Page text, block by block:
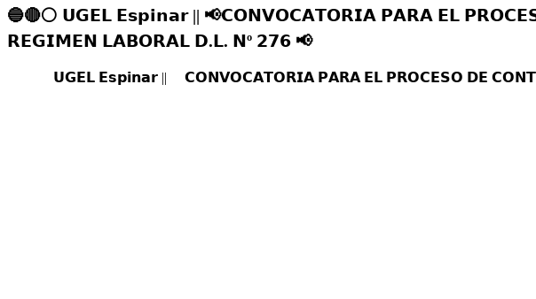
🔵🔴⚪️ 𝗨𝗚𝗘𝗟 𝗘𝘀𝗽𝗶𝗻𝗮𝗿 || 📢𝗖𝗢𝗡𝗩𝗢𝗖𝗔𝗧𝗢𝗥𝗜𝗔 𝗣𝗔𝗥𝗔 𝗘𝗟
𝗥𝗘𝗚𝗜𝗠𝗘𝗡 𝗟𝗔𝗕𝗢𝗥𝗔𝗟 𝗗.𝗟. 𝗡º 𝟮𝟳𝟲 📢
𝗨𝗚𝗘𝗟 𝗘𝘀𝗽𝗶𝗻𝗮𝗿 || 𝗖𝗢𝗡𝗩𝗢𝗖𝗔𝗧𝗢𝗥𝗜𝗔 𝗣𝗔𝗥𝗔 𝗘𝗟 𝗣𝗥𝗢𝗖𝗘𝗦𝗢 𝗗𝗘